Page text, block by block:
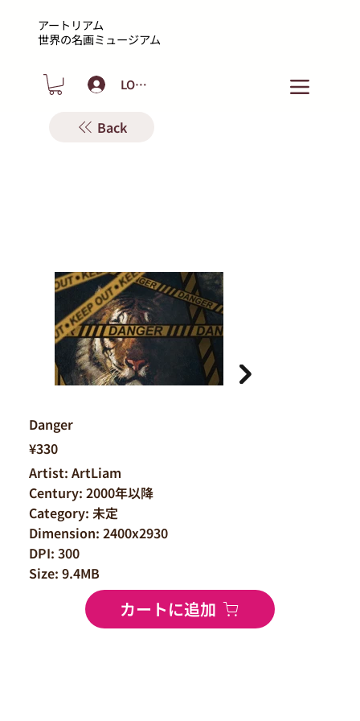
アートリアム
​世界の名画ミュージアム
LOGIN
Back
¥330
Artist: ArtLiam
Century: 2000年以降
Category: 未定
Dimension: 2400x2930
DPI: 300
Size: 9.4MB
カートに追加
Danger